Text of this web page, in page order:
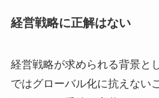
経営戦略に正解はない
経営戦略が求められる背景と
ではグローバル化に抗えない